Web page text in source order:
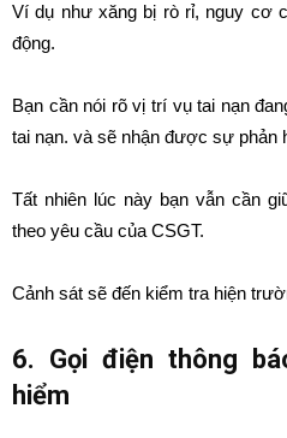
Ví dụ như xăng bị rò rỉ, nguy cơ
động.
Bạn cần nói rõ vị trí vụ tai nạn
tai nạn. và sẽ nhận được sự phản
Tất nhiên lúc này bạn vẫn cần
theo yêu cầu của CSGT.
Cảnh sát sẽ đến kiểm tra hiện
6. Gọi điện thông
hiểm